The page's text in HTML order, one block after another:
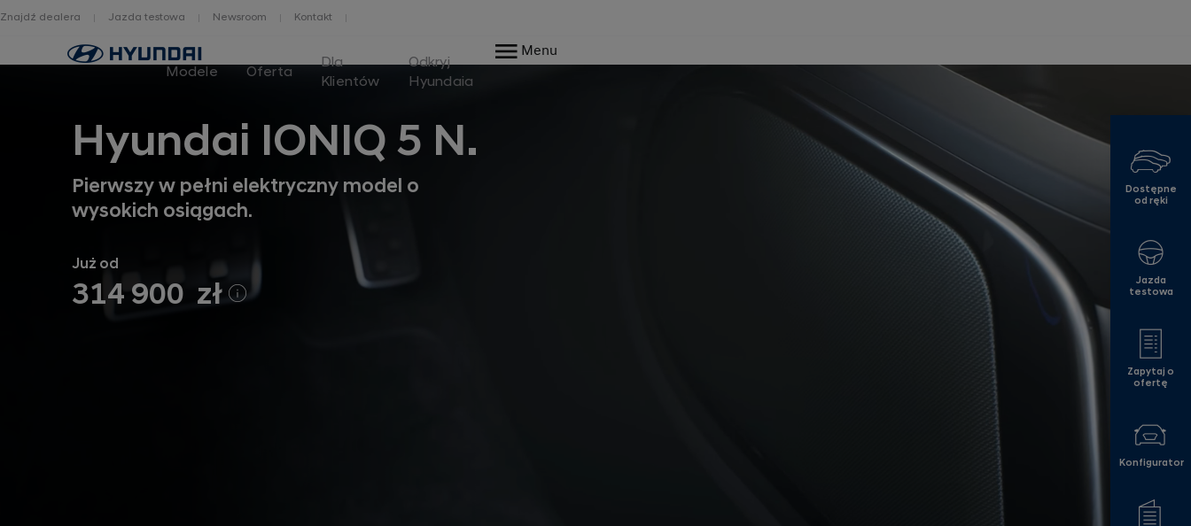
Znajdź dealera Jazda testowa Newsroom Kontakt
Home
Modele Oferta
Dla
Klientów
Odkryj
Hyundaia
Menu
Hyundai IONIQ 5 N.
Pierwszy w pełni elektryczny model o
wysokich osiągach.
Już od
314 900 zł
Dostępne
od ręki
Jazda
testowa
Zapytaj o
ofertę
Konfigurator